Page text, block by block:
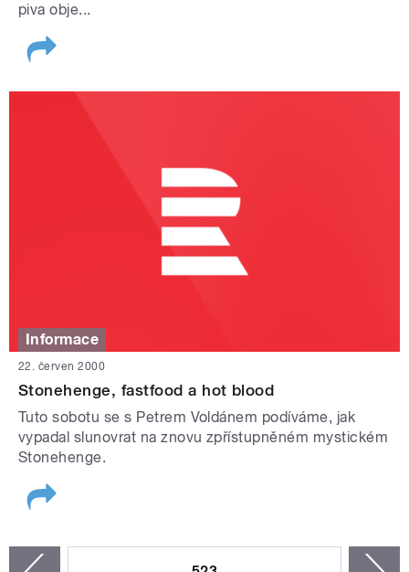
piva obje...
Informace
22. červen 2000
Stonehenge, fastfood a hot blood
Tuto sobotu se s Petrem Voldánem podíváme, jak
vypadal slunovrat na znovu zpřístupněném mystickém
Stonehenge.